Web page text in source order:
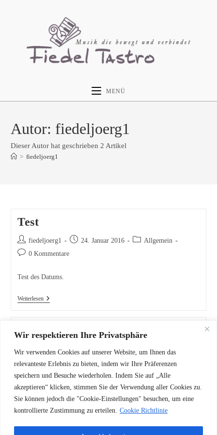
Wir respektieren Ihre Privatsphäre
Wir verwenden Cookies auf unserer Website, um Ihnen das
relevanteste Erlebnis zu bieten, indem wir Ihre Präferenzen
speichern und Besuche wiederholen. Indem Sie auf „Alle
akzeptieren“ klicken, stimmen Sie der Verwendung aller Cookies zu.
Sie können jedoch die "Cookie-Einstellungen" besuchen, um eine
kontrollierte Zustimmung zu erteilen.
Cookie Richtlinie
MENÜ
Autor: fiedeljoerg1
Dieser Autor hat geschrieben 2 Artikel
> fiedeljoerg1
Test
fiedeljoerg1 24. Januar 2016
Allgemein
0 Kommentare
Test des Datums.
Weiterlesen
Hallo Welt!
fiedeljoerg1 22. Dezember 2015
Allgemein
0 Kommentare
Willkommen zur deutschen Version von WordPress. Dies ist der
erste Beitrag. Du kannst ihn bearbeiten oder löschen. Und dann
starte mit dem Schreiben!
Weiterlesen